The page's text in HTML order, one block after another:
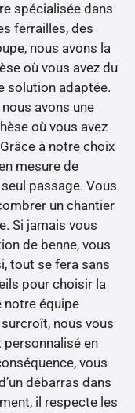
spécialisée dans
ferrailles, des
nous avons la
où vous avez du
solution adaptée.
avons une
où vous avez
à notre choix
mesure de
passage. Vous
un chantier
Si jamais vous
de benne, vous
tout se fera sans
pour choisir la
notre équipe
nous vous
en
vous
débarras dans
il respecte les